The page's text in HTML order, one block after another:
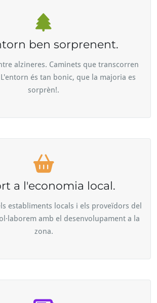
ben sorprenent.
alzineres. Caminets que transcorren
és tan bonic, que la majoria es
sorprèn!.
a l'economia local.
establiments locals i els proveïdors del
amb el desenvolupament a la
zona.